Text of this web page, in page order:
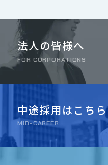
法人の皆様へ
FOR CORPORATIONS
中途採用はこちら
MID-CAREER